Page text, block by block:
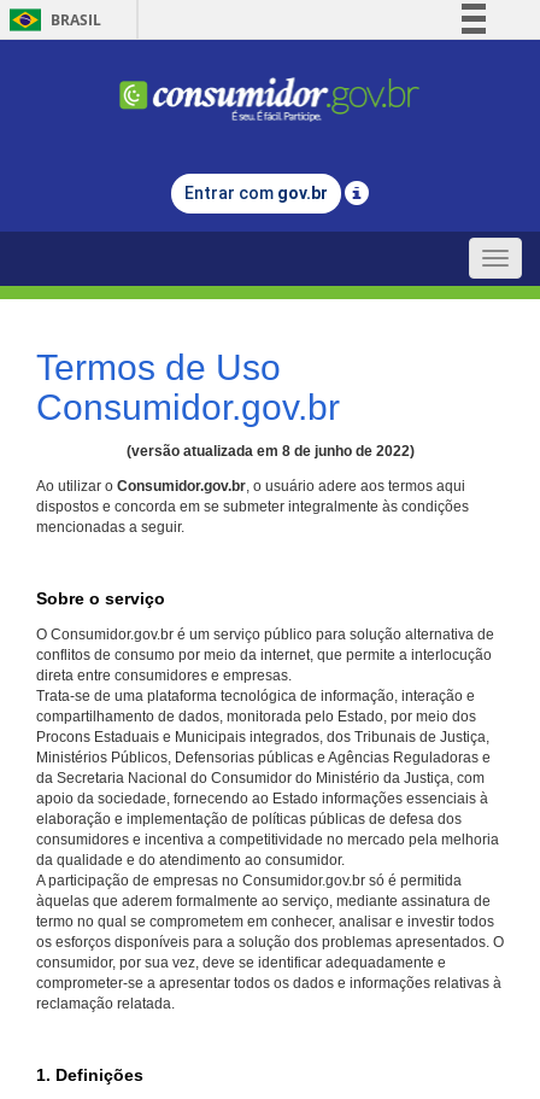
BRASIL
Comunica BR
Legislação
Entrar com gov.br
Toggle
Termos de Uso
Consumidor.gov.br
(versão atualizada em 8 de junho de 2022)
Ao utilizar o Consumidor.gov.br, o usuário adere aos termos aqui
dispostos e concorda em se submeter integralmente às condições
mencionadas a seguir.
Sobre o serviço
O Consumidor.gov.br é um serviço público para solução alternativa de
conflitos de consumo por meio da internet, que permite a interlocução
direta entre consumidores e empresas.
Trata-se de uma plataforma tecnológica de informação, interação e
compartilhamento de dados, monitorada pelo Estado, por meio dos
Procons Estaduais e Municipais integrados, dos Tribunais de Justiça,
Ministérios Públicos, Defensorias públicas e Agências Reguladoras e
da Secretaria Nacional do Consumidor do Ministério da Justiça, com
apoio da sociedade, fornecendo ao Estado informações essenciais à
elaboração e implementação de políticas públicas de defesa dos
consumidores e incentiva a competitividade no mercado pela melhoria
da qualidade e do atendimento ao consumidor.
A participação de empresas no Consumidor.gov.br só é permitida
àquelas que aderem formalmente ao serviço, mediante assinatura de
termo no qual se comprometem em conhecer, analisar e investir todos
os esforços disponíveis para a solução dos problemas apresentados. O
consumidor, por sua vez, deve se identificar adequadamente e
comprometer-se a apresentar todos os dados e informações relativas à
reclamação relatada.
1. Definições